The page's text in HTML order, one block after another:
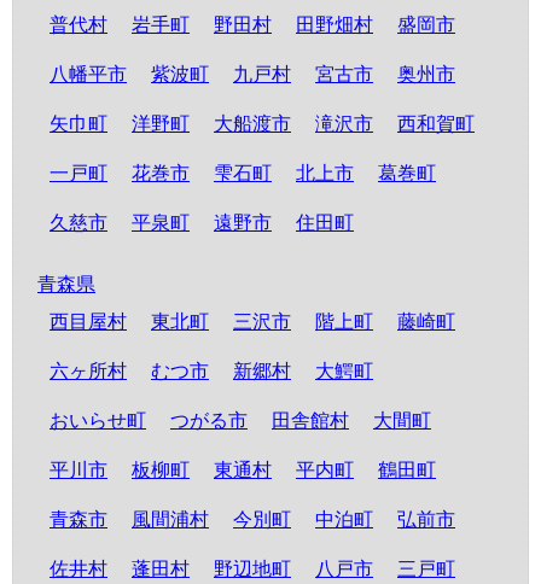
普代村 岩手町 野田村 田野畑村 盛岡市
八幡平市 紫波町 九戸村 宮古市 奥州市
矢巾町 洋野町 大船渡市 滝沢市 西和賀町
一戸町 花巻市 雫石町 北上市 葛巻町
久慈市 平泉町 遠野市 住田町
青森県
西目屋村
東北町 三沢市 階上町 藤崎町
六ヶ所村 むつ市 新郷村 大鰐町
おいらせ町 つがる市 田舎館村 大間町
平川市 板柳町 東通村 平内町 鶴田町
青森市 風間浦村 今別町 中泊町 弘前市
佐井村 蓬田村 野辺地町 八戸市 三戸町